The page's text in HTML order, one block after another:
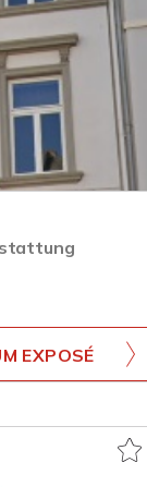
EXPOSÉ